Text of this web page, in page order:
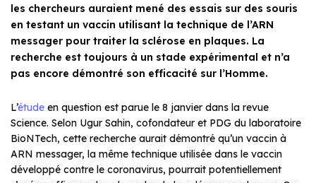
les chercheurs auraient mené des essais sur des souris
en testant un vaccin utilisant la technique de l’ARN
messager pour traiter la sclérose en plaques. La
recherche est toujours à un stade expérimental et n’a
pas encore démontré son efficacité sur l’Homme.
L’étude en question est parue le 8 janvier dans la revue
Science. Selon Ugur Sahin, cofondateur et PDG du laboratoire
BioNTech, cette recherche aurait démontré qu’un vaccin à
ARN messager, la même technique utilisée dans le vaccin
développé contre le coronavirus, pourrait potentiellement